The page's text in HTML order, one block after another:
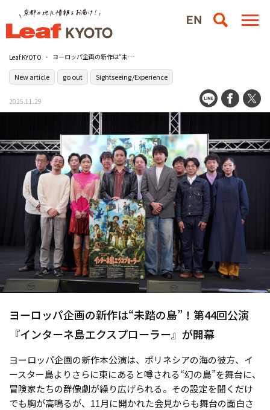
Leaf KYOTO ヨーロッパ企画の新作は“未踏の島”！第44回公演『インターネ島エクスプローラー』が開幕
New article go out Sightseeing/Experience
2025.11.29
ヨーロッパ企画の新作は“未踏の島”！第44回公演
『インターネ島エクスプローラー』が開幕
ヨーロッパ企画の新作本公演は、ポリネシアの海の彼方、イ
ースター島よりさらに東にあると噂される“幻の島”を舞台に、
冒険家たちの群像劇が繰り広げられる――。その設定を聞くだけ
でも胸が高鳴るが、11月に開かれた会見からも舞台の面白さ